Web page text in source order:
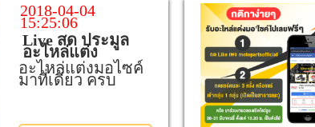
2018-04-04
15:25:06
Live สด ประมูล
อะไหล่แต่ง
อะไหล่แต่งมอไซค์
มาที่เดียว ครบ